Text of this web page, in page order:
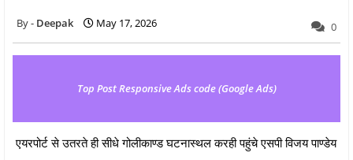
Deepak May 17, 2026 0
Top Post Responsive Ads code (Google Ads)
एयरपोर्ट से उतरते ही सीधे गोलीकाण्ड घटनास्थल करही पहुंचे एसपी विजय पाण्डेय